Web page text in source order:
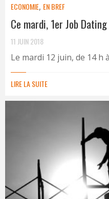
ECONOMIE, EN BREF
Ce mardi, 1er Job
11 JUIN 2018
Le mardi 12 juin, de 14 h
LIRE LA SUITE